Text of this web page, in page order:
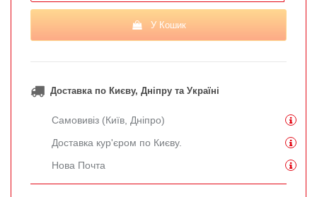
У Кошик
Доставка по Києву, Дніпру та Україні
Самовивіз (Київ, Дніпро)
Доставка кур'єром по Києву.
Нова Почта